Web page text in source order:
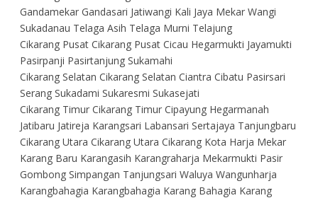
Gandamekar Gandasari Jatiwangi Kali Jaya Mekar Wangi
Sukadanau Telaga Asih Telaga Murni Telajung
Cikarang Pusat Cikarang Pusat Cicau Hegarmukti Jayamukti
Pasirpanji Pasirtanjung Sukamahi
Cikarang Selatan Cikarang Selatan Ciantra Cibatu Pasirsari
Serang Sukadami Sukaresmi Sukasejati
Cikarang Timur Cikarang Timur Cipayung Hegarmanah
Jatibaru Jatireja Karangsari Labansari Sertajaya Tanjungbaru
Cikarang Utara Cikarang Utara Cikarang Kota Harja Mekar
Karang Baru Karangasih Karangraharja Mekarmukti Pasir
Gombong Simpangan Tanjungsari Waluya Wangunharja
Karangbahagia Karangbahagia Karang Bahagia Karang